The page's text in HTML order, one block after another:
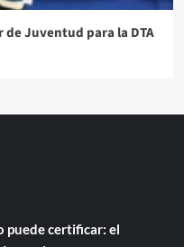
de Juventud para la DTA
puede certificar: el